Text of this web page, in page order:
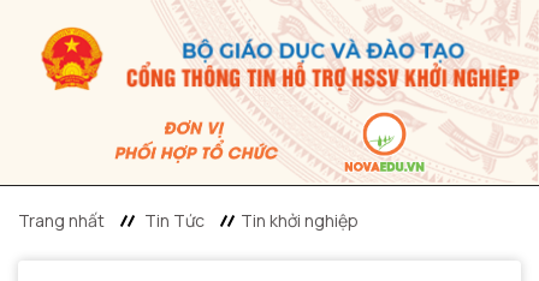
Trang nhất Tin Tức Tin khởi nghiệp